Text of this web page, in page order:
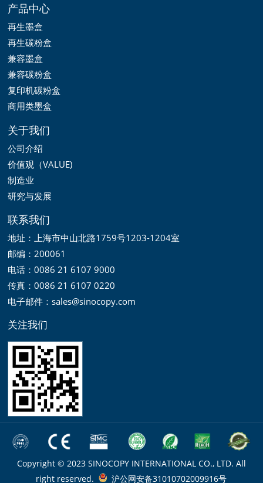
产品中心
再生墨盒
再生碳粉盒
兼容墨盒
兼容碳粉盒
复印机碳粉盒
商用类墨盒
关于我们
公司介绍
价值观（VALUE)
制造业
研究与发展
联系我们
地址：上海市中山北路1759号1203-1204室
邮编：200061
电话：0086 21 6107 9000
传真：0086 21 6107 0220
电子邮件：sales@sinocopy.com
关注我们
Copyright © 2023 SINOCOPY INTERNATIONAL CO., LTD. All
right reserved.
沪公网安备31010702009916号